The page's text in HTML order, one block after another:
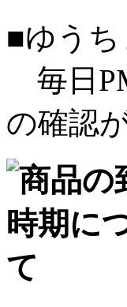
■ゆう
毎日
の確認